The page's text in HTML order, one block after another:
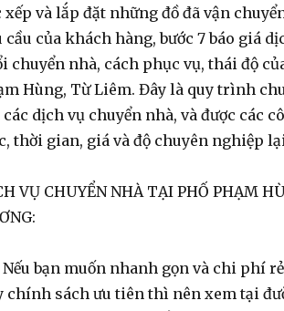
xếp và lắp đặt những đồ đã vận
cầu của khách hàng, bước 7 báo giá
chuyển nhà, cách phục vụ, thái độ
Hùng, Từ Liêm. Đây là quy trình
các dịch vụ chuyển nhà, và được các
thời gian, giá và độ chuyên nghiệp
VỤ CHUYỂN NHÀ TẠI PHỐ PHẠM
bạn muốn nhanh gọn và chi phí
chính sách ưu tiên thì nên xem tại